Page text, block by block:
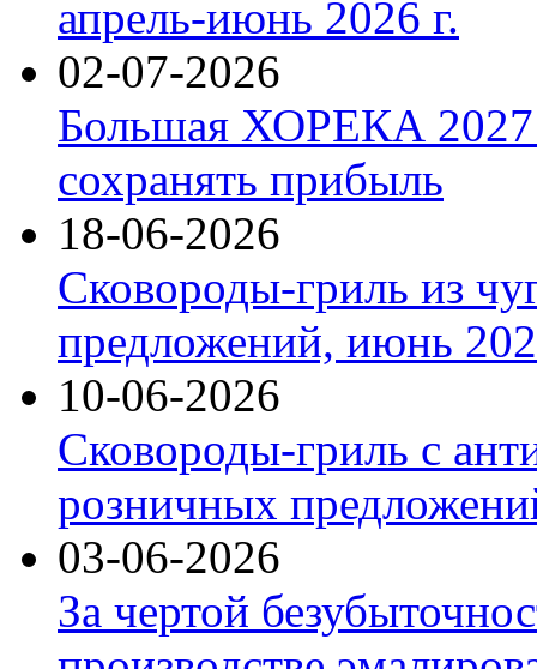
апрель-июнь 2026 г.
02-07-2026
Большая ХОРЕКА 2027:
сохранять прибыль
18-06-2026
Сковороды-гриль из
предложений, июнь
10-06-2026
Сковороды-гриль с
розничных
03-06-2026
За чертой